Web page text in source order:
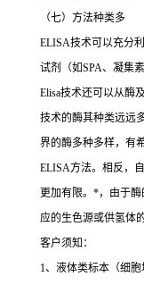
（七）方法种类多
ELISA技术可以充分
试剂（如SPA、凝集
Elisa技术还可以从酶
技术的酶其种类远远
界的酶多种多样，有
ELISA方法。相反，
更加有限。 *，由于
应的生色源或供氢体
客户须知：
1、液体类标本（细